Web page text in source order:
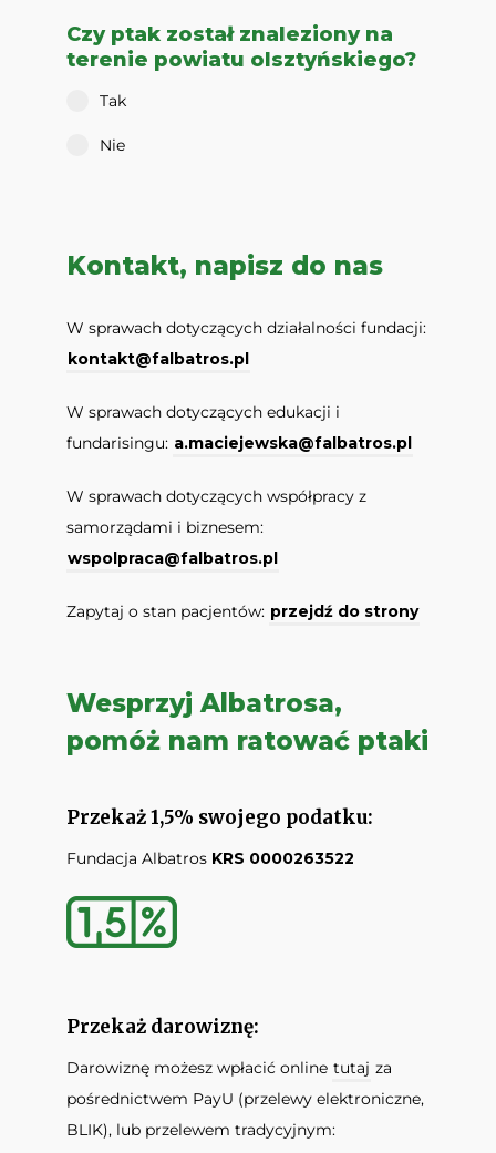
Czy ptak został znaleziony na
terenie powiatu olsztyńskiego?
Tak
Nie
Kontakt, napisz do nas
W sprawach dotyczących działalności fundacji:
kontakt@falbatros.pl
W sprawach dotyczących edukacji i
fundarisingu: a.maciejewska@falbatros.pl
W sprawach dotyczących współpracy z
samorządami i biznesem:
wspolpraca@falbatros.pl
Zapytaj o stan pacjentów: przejdź do strony
Wesprzyj Albatrosa,
pomóż nam ratować ptaki
Przekaż 1,5% swojego podatku:
Fundacja Albatros KRS 0000263522
Przekaż darowiznę:
Darowiznę możesz wpłacić online tutaj za
pośrednictwem PayU (przelewy elektroniczne,
BLIK), lub przelewem tradycyjnym: